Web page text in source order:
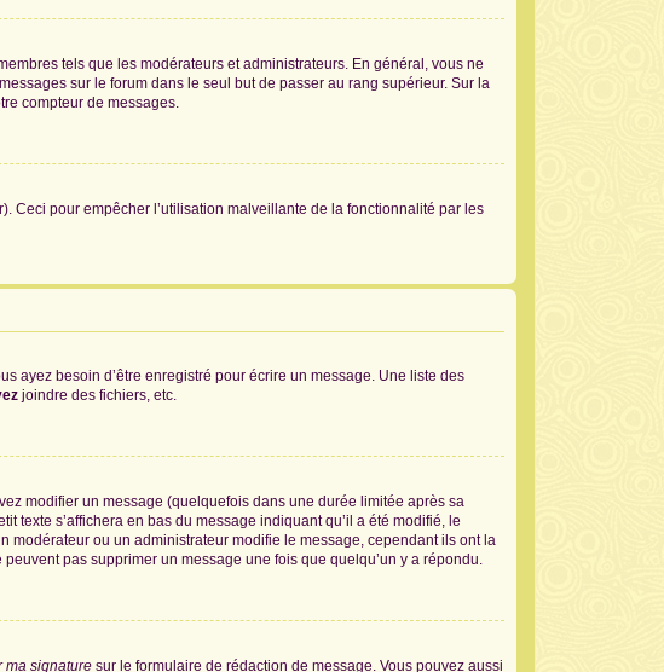
tels que les modérateurs et administrateurs. En général, vous ne
sur le forum dans le seul but de passer au rang supérieur. Sur la
compteur de messages.
Ceci pour empêcher l’utilisation malveillante de la fonctionnalité par les
ayez besoin d’être enregistré pour écrire un message. Une liste des
joindre des fichiers, etc.
modifier un message (quelquefois dans une durée limitée après sa
texte s’affichera en bas du message indiquant qu’il a été modifié, le
modérateur ou un administrateur modifie le message, cependant ils ont la
pas supprimer un message une fois que quelqu’un y a répondu.
ma signature sur le formulaire de rédaction de message. Vous pouvez aussi